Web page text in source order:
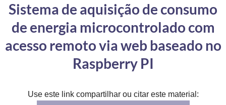
Controladoria-Geral da União
Ministério da Mulher, da Família e dos Direitos Humanos
Gabinete de Segurança Institucional
Sistema de aquisição de consumo
de energia microcontrolado com
acesso remoto via web baseado no
Raspberry PI
Use este link compartilhar ou citar este material: